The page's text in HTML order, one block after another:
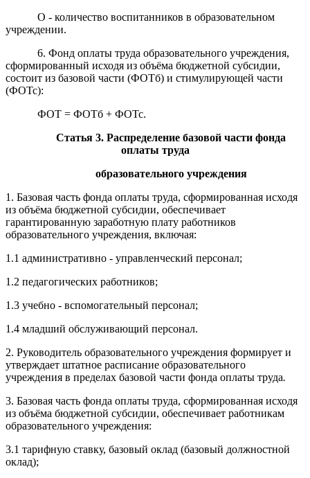
О - количество воспитанников в образовательном
учреждении.
6. Фонд оплаты труда образовательного учреждения,
сформированный исходя из объёма бюджетной субсидии,
состоит из базовой части (ФОТб) и стимулирующей части
(ФОТс):
ФОТ = ФОТб + ФОТс.
Статья 3.Распределение базовой части фонда
оплаты труда
образовательного учреждения
1. Базовая часть фонда оплаты труда, сформированная исходя
из объёма бюджетной субсидии, обеспечивает
гарантированную заработную плату работников
образовательного учреждения, включая:
1.1 административно - управленческий персонал;
1.2 педагогических работников;
1.3 учебно - вспомогательный персонал;
1.4 младший обслуживающий персонал.
2. Руководитель образовательного учреждения формирует и
утверждает штатное расписание образовательного
учреждения в пределах базовой части фонда оплаты труда.
3. Базовая часть фонда оплаты труда, сформированная исходя
из объёма бюджетной субсидии, обеспечивает работникам
образовательного учреждения:
3.1 тарифную ставку, базовый оклад (базовый должностной
оклад);